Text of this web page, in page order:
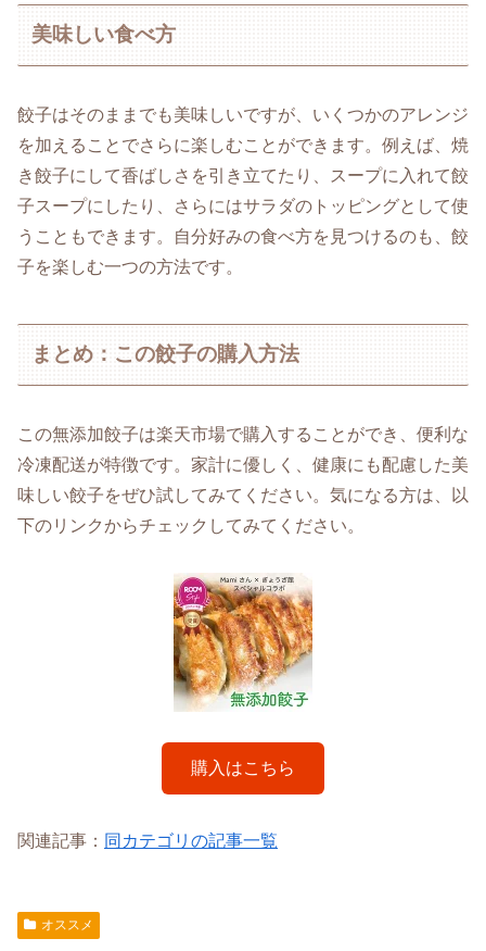
美味しい食べ方
餃子はそのままでも美味しいですが、いくつかのアレンジ
を加えることでさらに楽しむことができます。例えば、焼
き餃子にして香ばしさを引き立てたり、スープに入れて餃
子スープにしたり、さらにはサラダのトッピングとして使
うこともできます。自分好みの食べ方を見つけるのも、餃
子を楽しむ一つの方法です。
まとめ：この餃子の購入方法
この無添加餃子は楽天市場で購入することができ、便利な
冷凍配送が特徴です。家計に優しく、健康にも配慮した美
味しい餃子をぜひ試してみてください。気になる方は、以
下のリンクからチェックしてみてください。
購入はこちら
関連記事： 同カテゴリの記事一覧
オススメ